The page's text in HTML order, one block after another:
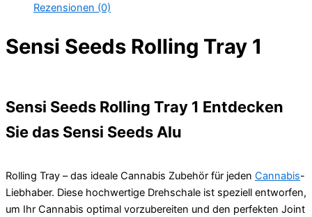
Rezensionen (0)
Sensi Seeds Rolling Tray 1
Sensi Seeds Rolling Tray 1 Entdecken
Sie das Sensi Seeds Alu
Rolling Tray – das ideale Cannabis Zubehör für jeden Cannabis-
Liebhaber. Diese hochwertige Drehschale ist speziell entworfen,
um Ihr Cannabis optimal vorzubereiten und den perfekten Joint